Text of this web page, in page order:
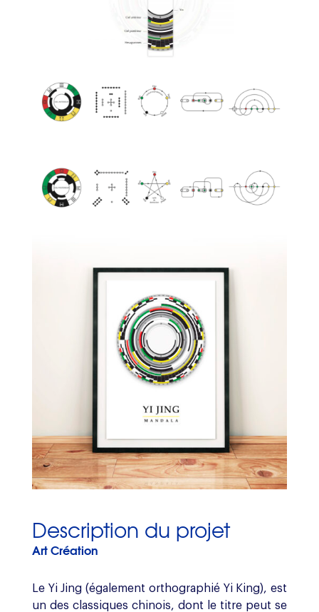
Description du projet
Art Création
Le Yi Jing (également orthographié Yi King), est
un des classiques chinois, dont le titre peut se